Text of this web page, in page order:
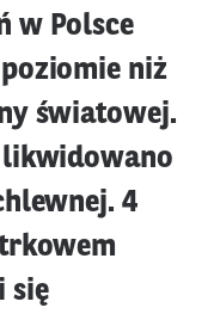
w Polsce
niż
światowej.
likwidowano
4
się